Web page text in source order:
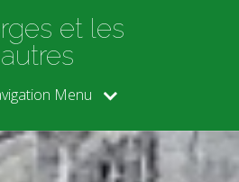
et les
autres
Menu